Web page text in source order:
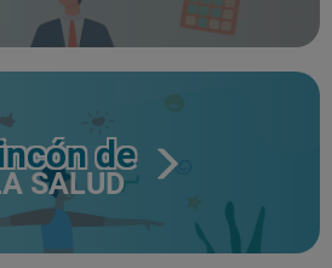
de
SALUD